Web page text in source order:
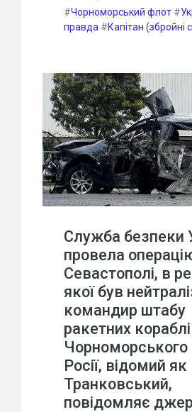
#Чорноморський флот #
правда #Капітан (збройні
Служба безпеки
провела
Севастополі, в
якої був
командир штабу
ракетних
Чорноморського
Росії, відомий як
Транковський,
повідомляє